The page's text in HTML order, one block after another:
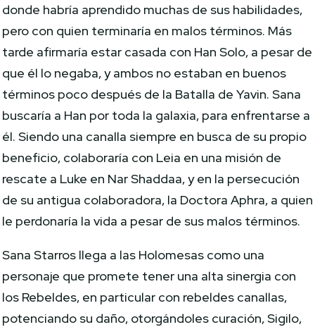
donde habría aprendido muchas de sus habilidades,
pero con quien terminaría en malos términos. Más
tarde afirmaría estar casada con Han Solo, a pesar de
que él lo negaba, y ambos no estaban en buenos
términos poco después de la Batalla de Yavin. Sana
buscaría a Han por toda la galaxia, para enfrentarse a
él. Siendo una canalla siempre en busca de su propio
beneficio, colaboraría con Leia en una misión de
rescate a Luke en Nar Shaddaa, y en la persecución
de su antigua colaboradora, la Doctora Aphra, a quien
le perdonaría la vida a pesar de sus malos términos.
Sana Starros llega a las Holomesas como una
personaje que promete tener una alta sinergia con
los Rebeldes, en particular con rebeldes canallas,
potenciando su daño, otorgándoles curación, Sigilo,